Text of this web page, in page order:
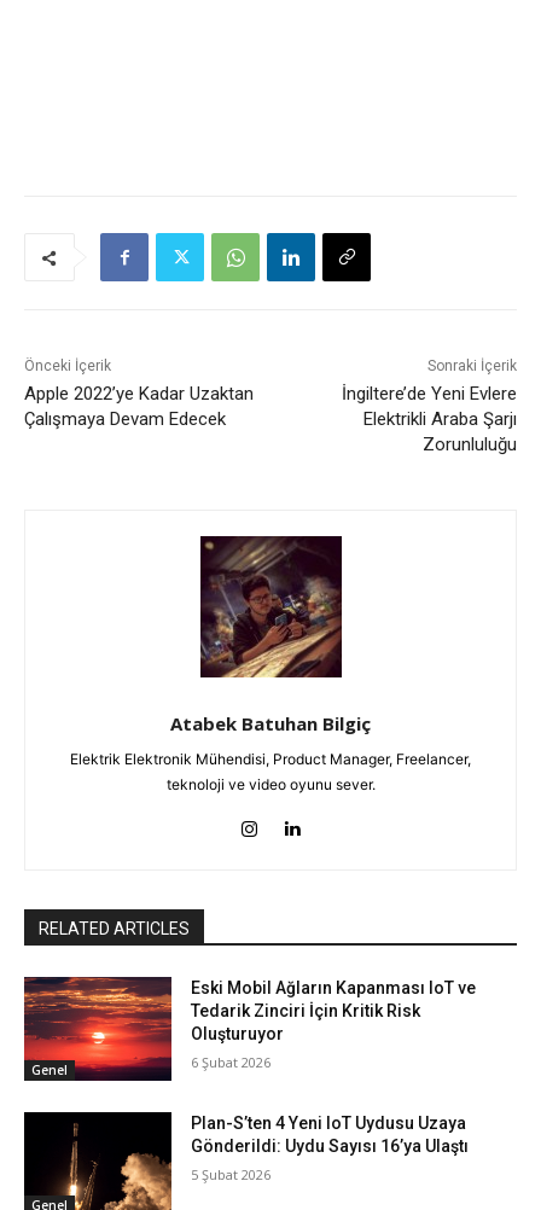
Önceki İçerik
Apple 2022’ye Kadar Uzaktan
Çalışmaya Devam Edecek
Sonraki İçerik
İngiltere’de Yeni Evlere
Elektrikli Araba Şarjı
Zorunluluğu
Atabek Batuhan Bilgiç
Elektrik Elektronik Mühendisi, Product Manager, Freelancer,
teknoloji ve video oyunu sever.
RELATED ARTICLES
Genel
Eski Mobil Ağların Kapanması IoT ve
Tedarik Zinciri İçin Kritik Risk
Oluşturuyor
6 Şubat 2026
Genel
Plan-S’ten 4 Yeni IoT Uydusu Uzaya
Gönderildi: Uydu Sayısı 16’ya Ulaştı
5 Şubat 2026